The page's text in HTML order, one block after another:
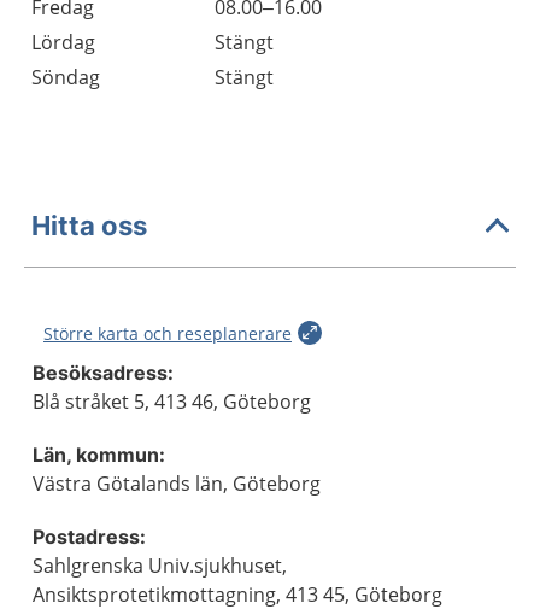
Fredag
08.00–16.00
Lördag
Stängt
Söndag
Stängt
Hitta oss
Större karta och reseplanerare
Besöksadress:
Blå stråket 5, 413 46, Göteborg
Län, kommun:
Västra Götalands län, Göteborg
Postadress:
Sahlgrenska Univ.sjukhuset,
Ansiktsprotetikmottagning, 413 45, Göteborg